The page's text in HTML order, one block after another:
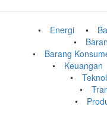
Energi
Barang
Keuangan